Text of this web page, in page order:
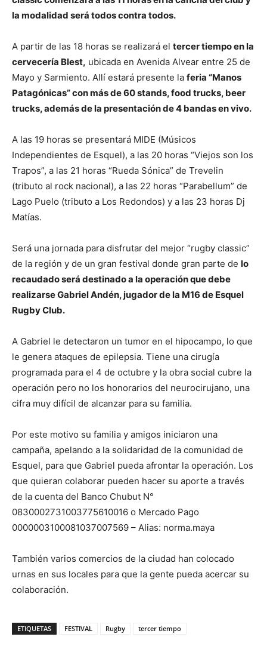
la modalidad será todos contra todos.
A partir de las 18 horas se realizará el tercer tiempo en la
cervecería Blest, ubicada en Avenida Alvear entre 25 de
Mayo y Sarmiento. Allí estará presente la feria “Manos
Patagónicas” con más de 60 stands, food trucks, beer
trucks, además de la presentación de 4 bandas en vivo.
A las 19 horas se presentará MIDE (Músicos
Independientes de Esquel), a las 20 horas “Viejos son los
Trapos”, a las 21 horas “Rueda Sónica” de Trevelin
(tributo al rock nacional), a las 22 horas “Parabellum” de
Lago Puelo (tributo a Los Redondos) y a las 23 horas Dj
Matías.
Será una jornada para disfrutar del mejor “rugby classic”
de la región y de un gran festival donde gran parte de lo
recaudado será destinado a la operación que debe
realizarse Gabriel Andén, jugador de la M16 de Esquel
Rugby Club.
A Gabriel le detectaron un tumor en el hipocampo, lo que
le genera ataques de epilepsia. Tiene una cirugía
programada para el 4 de octubre y la obra social cubre la
operación pero no los honorarios del neurocirujano, una
cifra muy difícil de alcanzar para su familia.
Por este motivo su familia y amigos iniciaron una
campaña, apelando a la solidaridad de la comunidad de
Esquel, para que Gabriel pueda afrontar la operación. Los
que quieran colaborar pueden hacer su aporte a través
de la cuenta del Banco Chubut N°
0830002731003775610016 o Mercado Pago
0000003100081037007569 – Alias: norma.maya
También varios comercios de la ciudad han colocado
urnas en sus locales para que la gente pueda acercar su
colaboración.
ETIQUETAS FESTIVAL Rugby tercer tiempo